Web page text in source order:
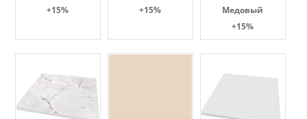
+15%
+15%
Медовый
+15%